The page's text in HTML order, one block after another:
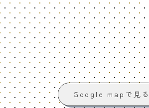
Google mapで見る